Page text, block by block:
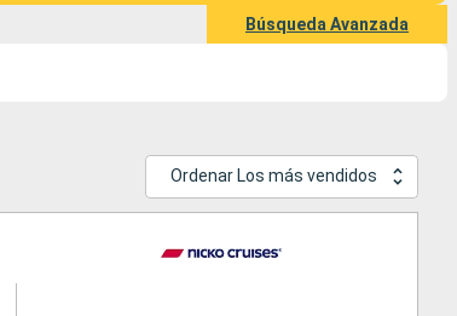
Búsqueda Avanzada
Ordenar Los más vendidos